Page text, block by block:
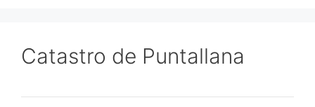
Catastro de Puntallana